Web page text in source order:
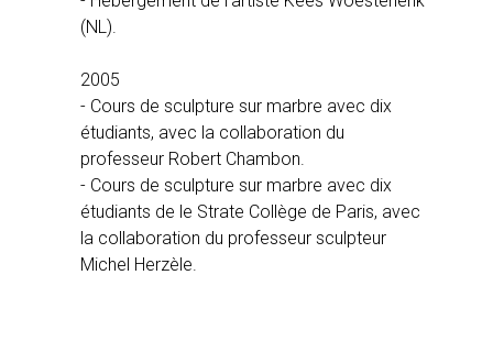
(NL).
2005
- Cours de sculpture sur marbre avec dix
étudiants, avec la collaboration du
professeur Robert Chambon.
- Cours de sculpture sur marbre avec dix
étudiants de le Strate Collège de Paris, avec
la collaboration du professeur sculpteur
Michel Herzèle.